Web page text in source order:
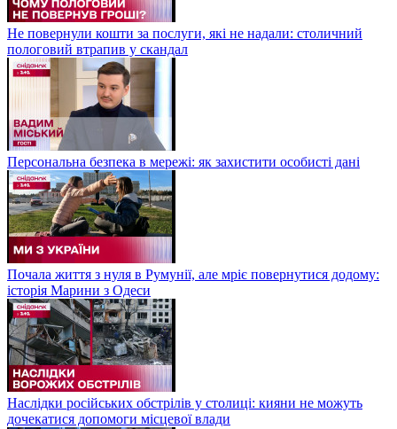
Не повернули кошти за послуги, які не надали: столичний
пологовий втрапив у скандал
Персональна безпека в мережі: як захистити особисті дані
Почала життя з нуля в Румунії, але мріє повернутися додому:
історія Марини з Одеси
Наслідки російських обстрілів у столиці: кияни не можуть
дочекатися допомоги місцевої влади